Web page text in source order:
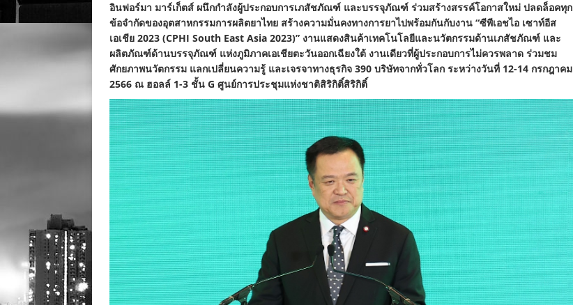
อินฟอร์มา มาร์เก็ตส์ ผนึกกำลังผู้ประกอบการเภสัชภัณฑ์ และบรรจุภัณฑ์ ร่วมสร้างสรรค์โอกาสใหม่ ปลดล็อคทุก
ข้อจำกัดของอุตสาหกรรมการผลิตยาไทย สร้างความมั่นคงทางการยาไปพร้อมกันกับงาน “ซีพีเอชไอ เซาท์อีส
เอเชีย 2023 (CPHI South East Asia 2023)” งานแสดงสินค้าเทคโนโลยีและนวัตกรรมด้านเภสัชภัณฑ์ และ
ผลิตภัณฑ์ด้านบรรจุภัณฑ์ แห่งภูมิภาคเอเชียตะวันออกเฉียงใต้ งานเดียวที่ผู้ประกอบการไม่ควรพลาด ร่วมชม
ศักยภาพนวัตกรรม แลกเปลี่ยนความรู้ และเจรจาทางธุรกิจ 390 บริษัทจากทั่วโลก ระหว่างวันที่ 12-14 กรกฎาคม
2566 ณ ฮอลล์ 1-3 ชั้น G ศูนย์การประชุมแห่งชาติสิริกิติ์สิริกิติ์